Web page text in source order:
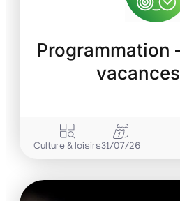
Programmation
Culture & loisirs31/07/26